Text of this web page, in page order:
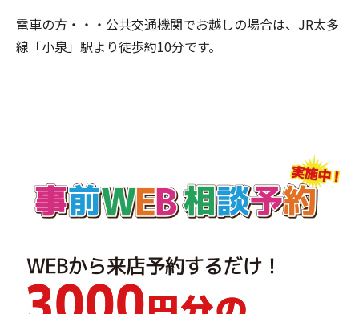
電車の方・・・ 公共交通機関でお越しの場合は、JR太多
線「小泉」駅より徒歩約10分です。